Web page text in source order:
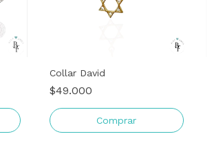
Collar David
$49.000
Comprar